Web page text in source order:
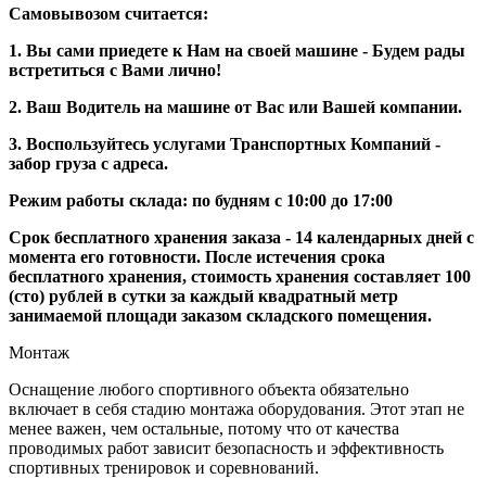
Самовывозом считается:
1. Вы сами приедете к Нам на своей машине - Будем рады
встретиться с Вами лично!
2. Ваш Водитель на машине от Вас или Вашей компании.
3. Воспользуйтесь услугами Транспортных Компаний -
забор груза с адреса.
Режим работы склада: по будням с 10:00 до 17:00
Срок бесплатного хранения заказа - 14 календарных дней с
момента его готовности. После истечения срока
бесплатного хранения, стоимость хранения составляет 100
(сто) рублей в сутки за каждый квадратный метр
занимаемой площади заказом складского помещения.
Монтаж
Оснащение любого спортивного объекта обязательно
включает в себя стадию монтажа оборудования. Этот этап не
менее важен, чем остальные, потому что от качества
проводимых работ зависит безопасность и эффективность
спортивных тренировок и соревнований.